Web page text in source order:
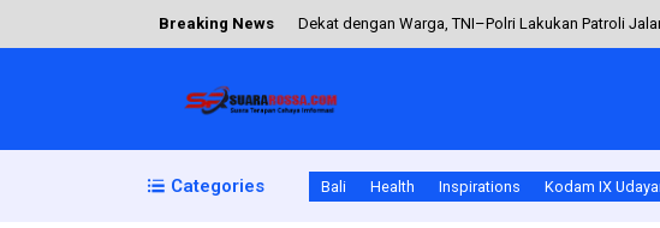
Breaking News Dekat dengan Warga, TNI–Polri Lakukan Patroli
Babinsa dan Bhabinkamtibmas Munggu Sigap
Categories Bali Health Inspirations Kodam IX